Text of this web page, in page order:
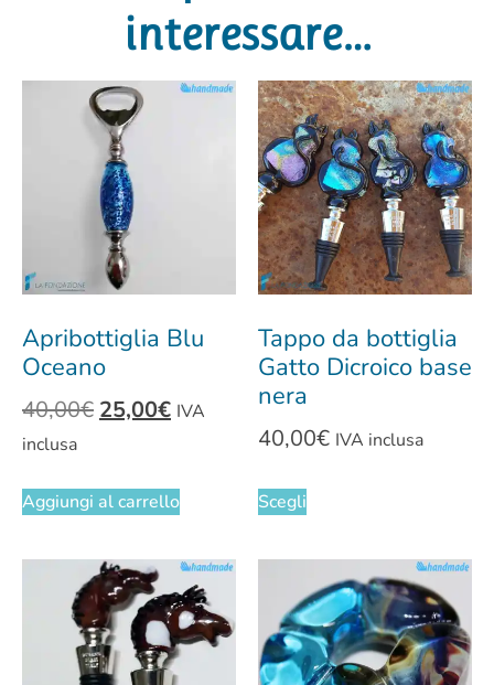
interessare…
Apribottiglia Blu
Oceano
40,00€ 25,00€ IVA
inclusa
Aggiungi al carrello
Tappo da bottiglia
Gatto Dicroico base
nera
40,00€ IVA inclusa
Scegli